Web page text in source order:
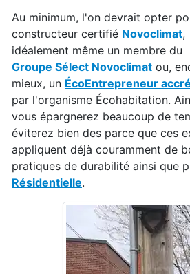
Au minimum, l'on devrait opter
constructeur certifié Novoclimat,
idéalement même un membre du
Groupe Sélect Novoclimat ou,
mieux, un ÉcoEntrepreneur
par l'organisme Écohabitation.
vous épargnerez beaucoup de
éviterez bien des parce que ces
appliquent déjà couramment de
pratiques de durabilité ainsi que
Résidentielle.